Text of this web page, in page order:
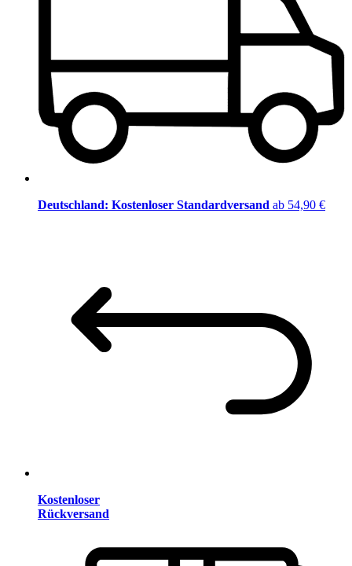
Deutschland: Kostenloser Standardversand ab 54,90 €
Kostenloser
Rückversand